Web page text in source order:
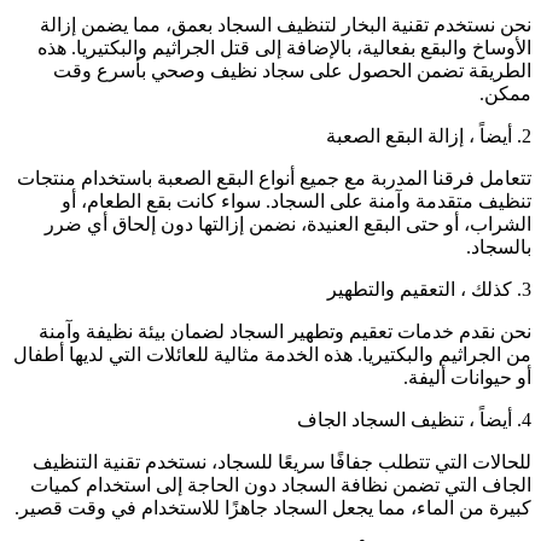
نحن نستخدم تقنية البخار لتنظيف السجاد بعمق، مما يضمن إزالة
الأوساخ والبقع بفعالية، بالإضافة إلى قتل الجراثيم والبكتيريا. هذه
الطريقة تضمن الحصول على سجاد نظيف وصحي بأسرع وقت
ممكن.
2. أيضاً ، إزالة البقع الصعبة
تتعامل فرقنا المدربة مع جميع أنواع البقع الصعبة باستخدام منتجات
تنظيف متقدمة وآمنة على السجاد. سواء كانت بقع الطعام، أو
الشراب، أو حتى البقع العنيدة، نضمن إزالتها دون إلحاق أي ضرر
بالسجاد.
3. كذلك ، التعقيم والتطهير
نحن نقدم خدمات تعقيم وتطهير السجاد لضمان بيئة نظيفة وآمنة
من الجراثيم والبكتيريا. هذه الخدمة مثالية للعائلات التي لديها أطفال
أو حيوانات أليفة.
4. أيضاً ، تنظيف السجاد الجاف
للحالات التي تتطلب جفافًا سريعًا للسجاد، نستخدم تقنية التنظيف
الجاف التي تضمن نظافة السجاد دون الحاجة إلى استخدام كميات
كبيرة من الماء، مما يجعل السجاد جاهزًا للاستخدام في وقت قصير.